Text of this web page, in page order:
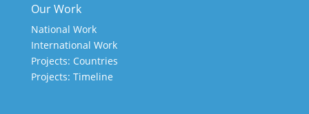
Our Work
National Work
International Work
Projects: Countries
Projects: Timeline